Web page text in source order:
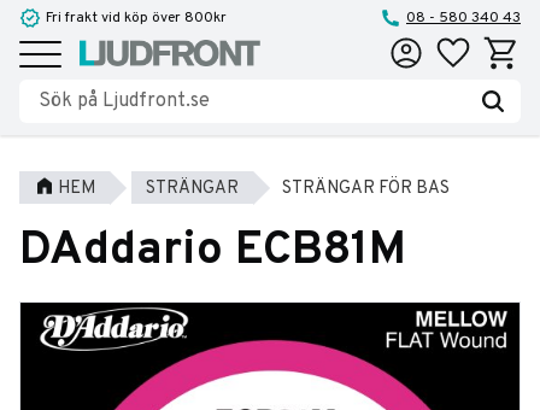
Meny
Fri frakt vid köp över 800kr 08 - 580 340 43
Favoriter
HEM STRÄNGAR STRÄNGAR FÖR BAS
DAddario ECB81M